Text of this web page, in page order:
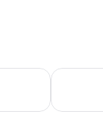
aug. 9 - aug.
Sjekk